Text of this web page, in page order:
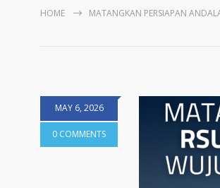
HOME MATANGKAN PERSIAPAN
MAY 6, 2026
0 COMMENTS